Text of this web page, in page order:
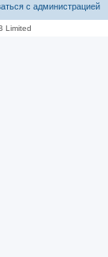
с администрацией
Limited